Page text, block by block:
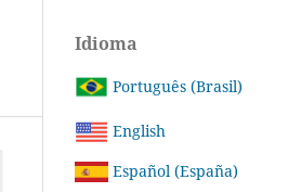
Idioma
Português (Brasil)
English
Español (España)